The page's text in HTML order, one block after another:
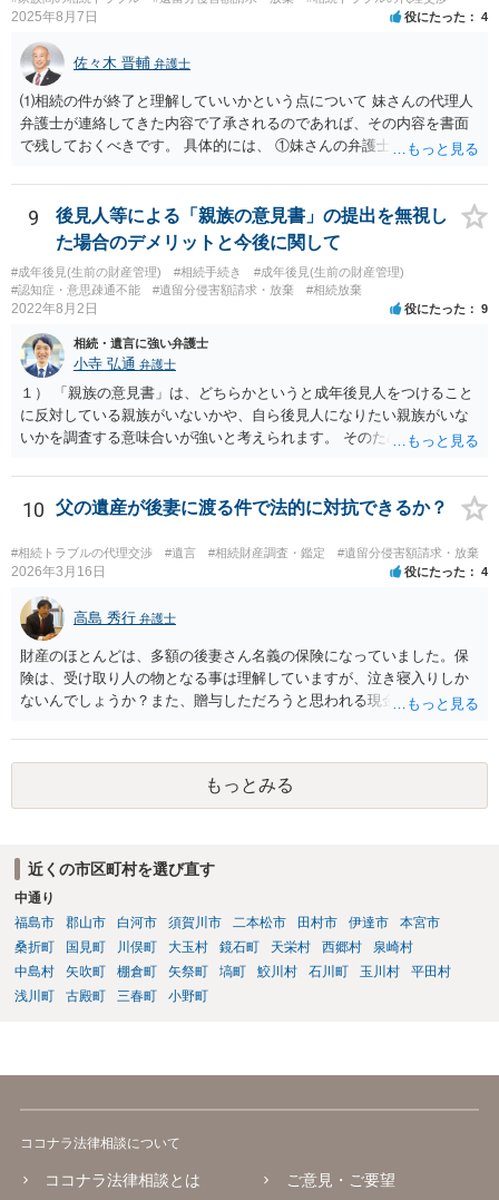
2025年8月7日 役にたった 4
佐々木 晋輔 弁護士
⑴相続の件が終了と理解していいかという点について 妹さんの代理人
弁護士が連絡してきた内容で了承されるのであれば、その内容を書面
で残しておくべきです。 具体的には、 ①妹さんの弁護士に対して、連
の預金を振り込めば終了など）を記載した合意書等の書面を作成して
もらう。 ②相談者様はその書面の内容をしっかり確認する。納得でき
ない部分があれば、説明を求めたり、修正を求める。 なお、相続に
関してお互いに債権債務がないことを確認する旨を記載してもらいま
しょう。その記載があれば、相続の件は終了となります。 ③合意書等
が納得できる内容になれば、お互いに署名捺印する。 という流れで
捺印する前に、相談者様も別の弁護士に相談して確認してもらうので
もいいと思います。 ⑵振込先が弁護士宛であることについて 代理人弁
護士の預り口座を振込先とするのはよくあることです。 問題ないと思
います。
9
後見人等による「親族の意見書」の提出を無視し
た場合のデメリットと今後に関して
#成年後見(生前の財産管理) #相続手続き
#成年後見(生前の財産管理)
#認知症・意思疎通不能
#遺留分侵害額請求・放棄 #相続放棄
2022年8月2日 役にたった 9
相続・遺言に強い弁護士
小寺 弘通 弁護士
１） 「親族の意見書」は、どちらかというと成年後見人をつけること
に反対している親族がいないかや、自ら後見人になりたい親族がいな
いかを調査する意味合いが強いと考えられます。 そのため、ご相談の
す。 ２） 場合によっては、介護や被後見人の財産の処分等に関して、
後見人から相談があることも考えられます。 また、お祖母さんがお亡
くなりになった場合、相続人となる可能性がありますが、 その場合は
相続放棄されれば問題ありません。 ３） 完全に拒否する方法はないか
もしれませんが、 関わりを持ちたくないとのことでしたら、親族の意
見書にその旨を記載して提出しておけば良いかも知れません。 後見人
としても、関わりを拒否している親族にあえて連絡をしてくる可能性
は低いと考えられます。 以上、ご参考になさってください。
10 父の遺産が後妻に渡る件で法的に対抗できるか？
#相続トラブルの代理交渉 #遺言 #相続財産調査・鑑定 #遺留分侵害額請求・放棄
2026年3月16日 役にたった 4
高島 秀行 弁護士
財産のほとんどは、多額の後妻さん名義の保険になっていました。保
険は、受け取り人の物となる事は理解していますが、泣き寝入りしか
ないんでしょうか？また、贈与しただろうと思われる現金の引き出し
うか？ 保険は原則として受取人のものですが、遺産全体での保険金
の割合が高い場合、掛け金が一括払いで、保険金が掛け金の額と同様
の額の場合などは特別受益として遺留分の対象となる可能性がありま
す。 多額の現金の引き出しは、相手に渡ったかどうか、そのとき父
もっとみる
近くの市区町村を選び直す
中通り
福島市
郡山市 白河市 須賀川市 二本松市 田村市 伊達市
本宮市
桑折町
国見町 川俣町 大玉村 鏡石町 天栄村 西郷村
泉崎村
中島村
矢吹町 棚倉町 矢祭町 塙町 鮫川村 石川町 玉川村
平田村
浅川町
古殿町 三春町 小野町
ココナラ法律相談について
ココナラ法律相談とは
ご意見・ご要望